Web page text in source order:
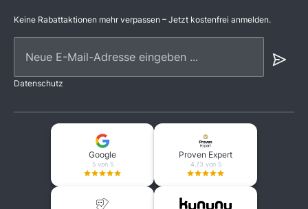
Keine Rabattaktionen mehr verpassen – Jetzt kostenfrei anmelden.
Datenschutz
Google
5 von 5
Proven Expert
4.73 von 5